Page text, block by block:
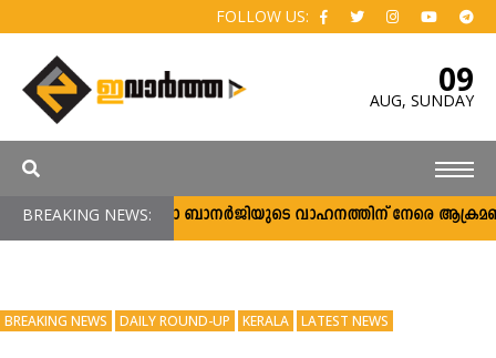
FOLLOW US:
09
AUG, SUNDAY
BREAKING NEWS:മമതാ ബാനര്‍ജിയുടെ വാഹനത്തിന് നേരെ ആക്രമണം;
BREAKING NEWS DAILY ROUND-UP KERALA LATEST NEWS